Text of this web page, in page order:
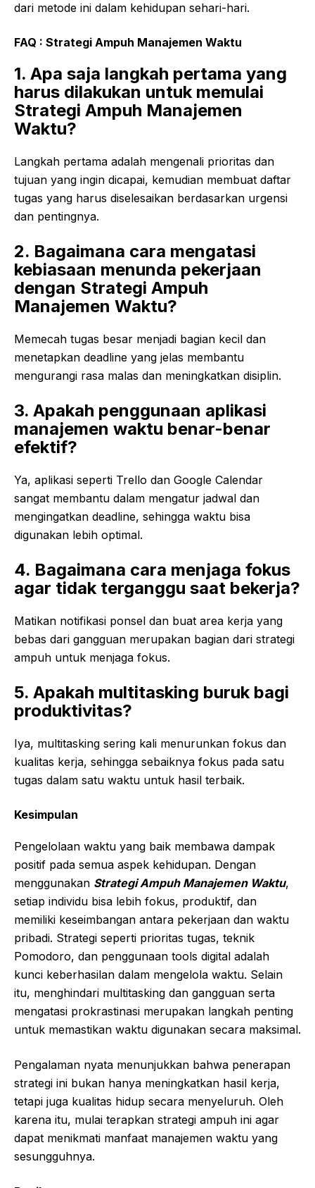
dari metode ini dalam kehidupan sehari-hari.
FAQ : Strategi Ampuh Manajemen Waktu
1. Apa saja langkah pertama yang
harus dilakukan untuk memulai
Strategi Ampuh Manajemen
Waktu?
Langkah pertama adalah mengenali prioritas dan
tujuan yang ingin dicapai, kemudian membuat daftar
tugas yang harus diselesaikan berdasarkan urgensi
dan pentingnya.
2. Bagaimana cara mengatasi
kebiasaan menunda pekerjaan
dengan Strategi Ampuh
Manajemen Waktu?
Memecah tugas besar menjadi bagian kecil dan
menetapkan deadline yang jelas membantu
mengurangi rasa malas dan meningkatkan disiplin.
3. Apakah penggunaan aplikasi
manajemen waktu benar-benar
efektif?
Ya, aplikasi seperti Trello dan Google Calendar
sangat membantu dalam mengatur jadwal dan
mengingatkan deadline, sehingga waktu bisa
digunakan lebih optimal.
4. Bagaimana cara menjaga fokus
agar tidak terganggu saat bekerja?
Matikan notifikasi ponsel dan buat area kerja yang
bebas dari gangguan merupakan bagian dari strategi
ampuh untuk menjaga fokus.
5. Apakah multitasking buruk bagi
produktivitas?
Iya, multitasking sering kali menurunkan fokus dan
kualitas kerja, sehingga sebaiknya fokus pada satu
tugas dalam satu waktu untuk hasil terbaik.
Kesimpulan
Pengelolaan waktu yang baik membawa dampak
positif pada semua aspek kehidupan. Dengan
menggunakan Strategi Ampuh Manajemen Waktu,
setiap individu bisa lebih fokus, produktif, dan
memiliki keseimbangan antara pekerjaan dan waktu
pribadi. Strategi seperti prioritas tugas, teknik
Pomodoro, dan penggunaan tools digital adalah
kunci keberhasilan dalam mengelola waktu. Selain
itu, menghindari multitasking dan gangguan serta
mengatasi prokrastinasi merupakan langkah penting
untuk memastikan waktu digunakan secara maksimal.
Pengalaman nyata menunjukkan bahwa penerapan
strategi ini bukan hanya meningkatkan hasil kerja,
tetapi juga kualitas hidup secara menyeluruh. Oleh
karena itu, mulai terapkan strategi ampuh ini agar
dapat menikmati manfaat manajemen waktu yang
sesungguhnya.